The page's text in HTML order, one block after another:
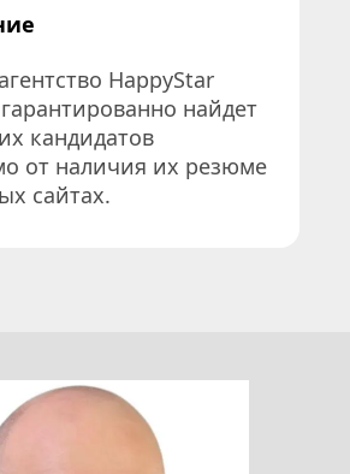
HappyStar
найдет
кандидатов
от наличия их резюме
сайтах.